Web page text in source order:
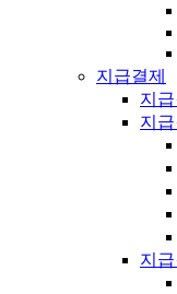
지급결제
지
지
지